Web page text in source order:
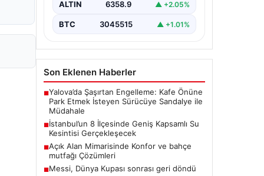
ALTIN 6358.9 ▲ +2.05%
BTC 3045515 ▲ +1.01%
Son Eklenen Haberler
■Yalova’da Şaşırtan Engelleme: Kafe Önüne
Park Etmek İsteyen Sürücüye Sandalye ile
Müdahale
■İstanbul’un 8 İlçesinde Geniş Kapsamlı Su
Kesintisi Gerçekleşecek
■Açık Alan Mimarisinde Konfor ve bahçe
mutfağı Çözümleri
■Messi, Dünya Kupası sonrası geri döndü